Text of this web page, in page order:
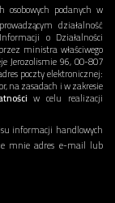
podanych w
działalność
o Działalności
ministra właściwego
Jerozolismie 96, 00-807
poczty elektronicznej:
na zasadach i w zakresie
w celu realizacji
informacji handlowych
mnie adres e-mail lub